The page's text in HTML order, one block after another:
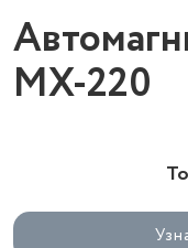
MX-220